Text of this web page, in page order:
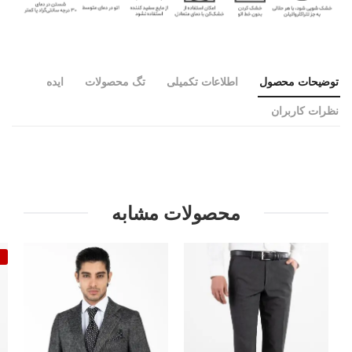
توضیحات محصول اطلاعات تکمیلی تگ محصولات ایده
نظرات کاربران
محصولات مشابه